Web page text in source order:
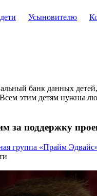
Усыновителю
банк данных
этим детям нужны
за поддержку